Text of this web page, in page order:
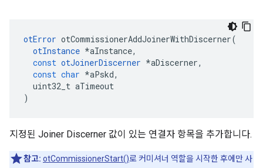
otError otCommissionerAddJoinerWithDiscerner(
otInstance *aInstance,
const otJoinerDiscerner *aDiscerner,
const char *aPskd,
uint32_t aTimeout
)
지정된 Joiner Discerner 값이 있는 연결자 항목을 추가합니다.
참고: otCommissionerStart()로 커미셔너 역할을 시작한 후에만 사